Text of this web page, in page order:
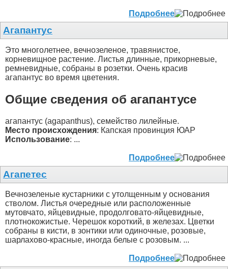
Подробнее
Агапантус
Это многолетнее, вечнозеленое, травянистое,
корневищное растение. Листья длинные, прикорневые,
ремневидные, собраны в розетки. Очень красив
агапантус во время цветения.
Общие сведения об агапантусе
агапантус (agapanthus), семейство лилейные.
Место происхождения: Капская провинция ЮАР
Использование: ...
Подробнее
Агапетес
Вечнозеленые кустарники с утолщенным у основания
стволом. Листья очередные или расположенные
мутовчато, яйцевидные, продолговато-яйцевидные,
плотнокожистые. Черешок короткий, в железах. Цветки
собраны в кисти, в зонтики или одиночные, розовые,
шарлахово-красные, иногда белые с розовым. ...
Подробнее